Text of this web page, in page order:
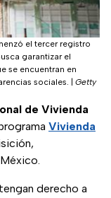
el tercer registro
garantizar el
se encuentran en
sociales.
Getty
de Vivienda
Vivienda
derecho a